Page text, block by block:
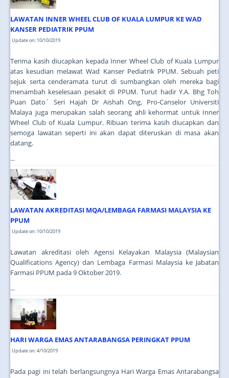
LAWATAN INNER WHEEL CLUB OF KUALA LUMPUR KE WAD
KANSER PEDIATRIK PPUM
Update on: 10/10/2019
Terima kasih diucapkan kepada Inner Wheel Club of Kuala Lumpur
atas kesudian melawat Wad Kanser Pediatrik PPUM. Sebuah peti
sejuk serta cenderamata turut di sumbangkan oleh mereka bagi
menambah keselesaan pesakit di PPUM. Turut hadir Y.A. Bhg Toh
Puan Dato´ Seri Hajah Dr Aishah Ong, Pro-Canselor Universiti
Malaya juga merupakan salah seorang ahli kehormat untuk Inner
Wheel Club of Kuala Lumpur. Ribuan terima kasih diucapkan dan
semoga lawatan seperti ini akan dapat diteruskan di masa akan
datang.
...
LAWATAN AKREDITASI MQA/LEMBAGA FARMASI MALAYSIA KE
PPUM
Update on: 10/10/2019
Lawatan akreditasi oleh Agensi Kelayakan Malaysia (Malaysian
Qualifications Agency) dan Lembaga Farmasi Malaysia ke Jabatan
Farmasi PPUM pada 9 Oktober 2019.
...
HARI WARGA EMAS ANTARABANGSA PERINGKAT PPUM
Update on: 4/10/2019
Pada pagi ini telah berlangsungnya Hari Warga Emas Antarabangsa